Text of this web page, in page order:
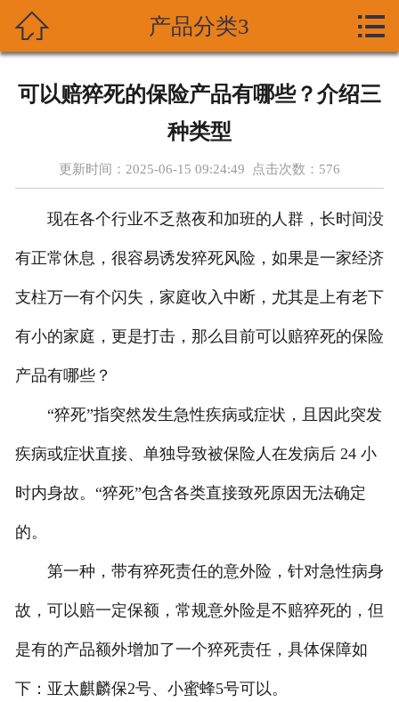
新闻资讯
技术支持
资质荣誉
成功案列
在线留言
 产品分类3 
可以赔猝死的保险产品有哪些？介绍三
种类型
更新时间：2025-06-15 09:24:49 点击次数： 576
现在各个行业不乏熬夜和加班的人群，长时间没
有正常休息，很容易诱发猝死风险，如果是一家经济
支柱万一有个闪失，家庭收入中断，尤其是上有老下
有小的家庭，更是打击，那么目前可以赔猝死的保险
产品有哪些？
“猝死”指突然发生急性疾病或症状，且因此突发
疾病或症状直接、单独导致被保险人在发病后 24 小
时内身故。“猝死”包含各类直接致死原因无法确定
的。
第一种，带有猝死责任的意外险，针对急性病身
故，可以赔一定保额，常规意外险是不赔猝死的，但
是有的产品额外增加了一个猝死责任，具体保障如
下：亚太麒麟保2号、小蜜蜂5号可以。